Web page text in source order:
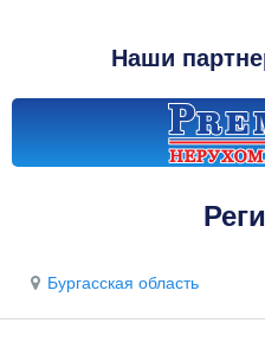
Наши
Бургасская область